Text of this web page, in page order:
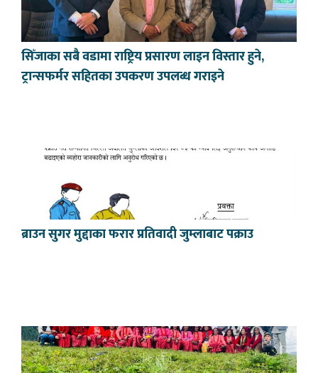
सिँजाका सबै वडामा राष्ट्रिय प्रसारण लाइन विस्तार हुने,
ट्रान्सफर्मर सहितका उपकरण उपलब्ध गराइने
ब्राउन सुगर मुद्दाका फरार प्रतिवादी जुम्लाबाट पक्राउ